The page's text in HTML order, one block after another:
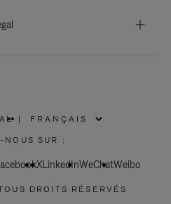
|
NOUS SUR :
XLinkedInWeChatWeibo
DROITS RÉSERVÉS